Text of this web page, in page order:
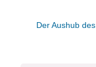
Der Aushub